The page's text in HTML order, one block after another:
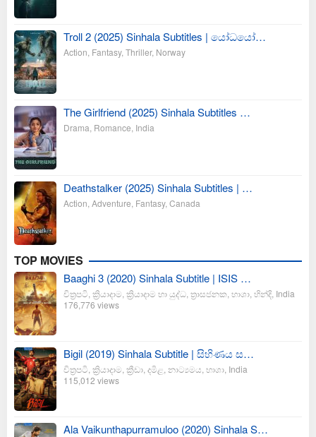
Troll 2 (2025) Sinhala Subtitles | යෝධයෝ…
Action Fantasy, Thriller, Norway
The Girlfriend (2025) Sinhala Subtitles …
Drama Romance India
Deathstalker (2025) Sinhala Subtitles | …
Action Adventure Fantasy, Canada
TOP MOVIES
Baaghi 3 (2020) Sinhala Subtitle | ISIS …
චිත්‍රපටි ක්‍රියාදාම ක්‍රියාදාම හා යුද්ධ ත්‍රාසජනක භාශා හින්දි India
176,776 views
Bigil (2019) Sinhala Subtitle | සිහිණය ස…
චිත්‍රපටි ක්‍රියාදාම ක්‍රීඩා දමිළ නාට්‍යමය භාශා India
115,012 views
Ala Vaikunthapurramuloo (2020) Sinhala S…